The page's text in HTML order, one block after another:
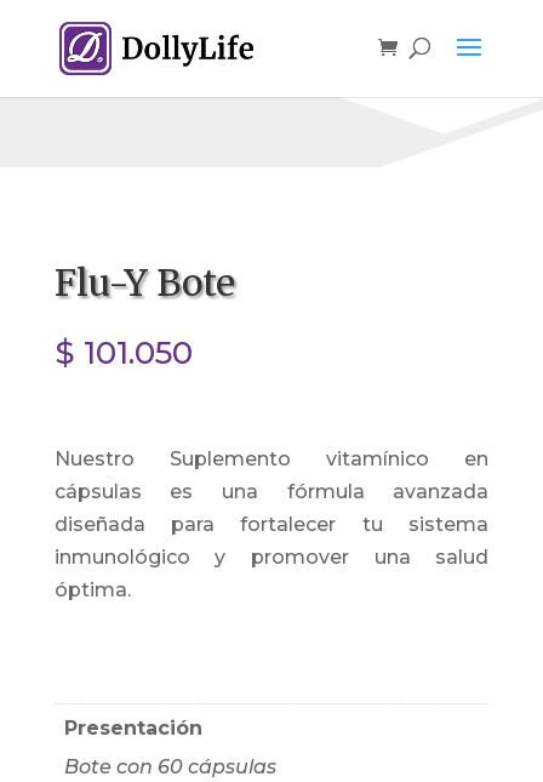
Flu-Y Bote
$ 101.050
Nuestro Suplemento vitamínico en
cápsulas es una fórmula avanzada
diseñada para fortalecer tu sistema
inmunológico y promover una salud
óptima.
Presentación
Bote con 60 cápsulas